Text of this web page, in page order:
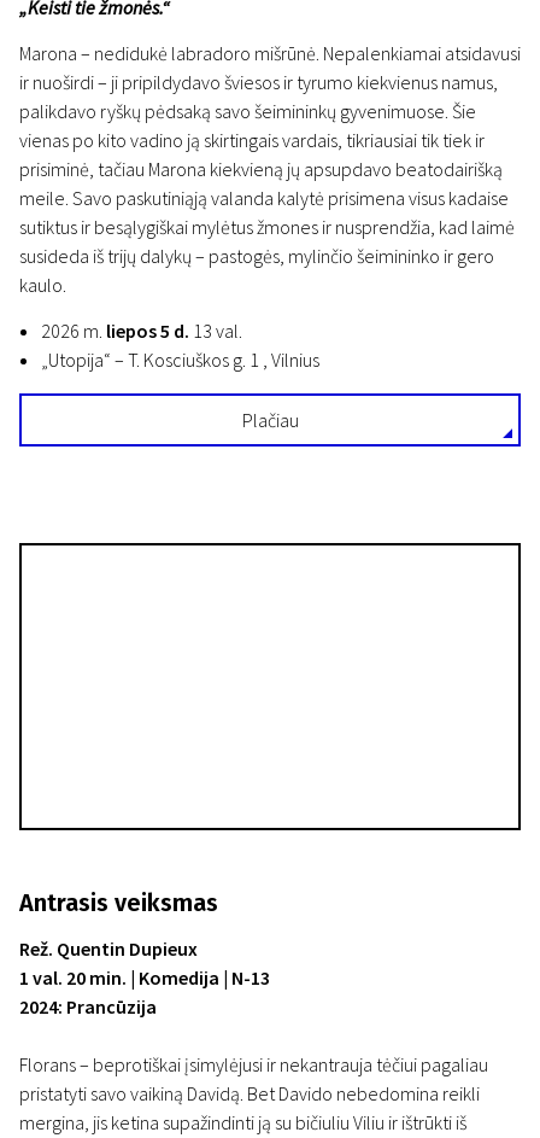
„Keisti tie žmonės.“
Marona – nedidukė labradoro mišrūnė. Nepalenkiamai atsidavusi
ir nuoširdi – ji pripildydavo šviesos ir tyrumo kiekvienus namus,
palikdavo ryškų pėdsaką savo šeimininkų gyvenimuose. Šie
vienas po kito vadino ją skirtingais vardais, tikriausiai tik tiek ir
prisiminė, tačiau Marona kiekvieną jų apsupdavo beatodairišką
meile. Savo paskutiniąją valanda kalytė prisimena visus kadaise
sutiktus ir besąlygiškai mylėtus žmones ir nusprendžia, kad laimė
susideda iš trijų dalykų – pastogės, mylinčio šeimininko ir gero
kaulo.
2026 m. liepos 5 d. 13 val.
„Utopija“ – T. Kosciuškos g. 1 , Vilnius
Plačiau
Antrasis veiksmas
Rež. Quentin Dupieux
1 val. 20 min. | Komedija | N-13
2024: Prancūzija
Florans – beprotiškai įsimylėjusi ir nekantrauja tėčiui pagaliau
pristatyti savo vaikiną Davidą. Bet Davido nebedomina reikli
mergina, jis ketina supažindinti ją su bičiuliu Viliu ir ištrūkti iš